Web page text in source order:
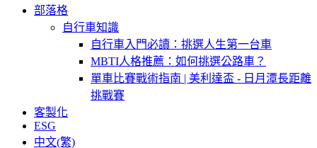
部落格
自行車知識
自行車入門必讀：挑選人生第一台車
MBTI人格推薦：如何挑選公路車？
單車比賽戰術指南 | 美利達盃 - 日月潭長距離
挑戰賽
客製化
ESG
中文(繁)